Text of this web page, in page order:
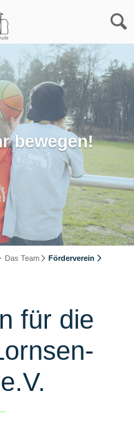
bewegen!
Das Team Förderverein
für die